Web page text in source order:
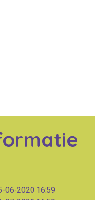
06-2020 16:59